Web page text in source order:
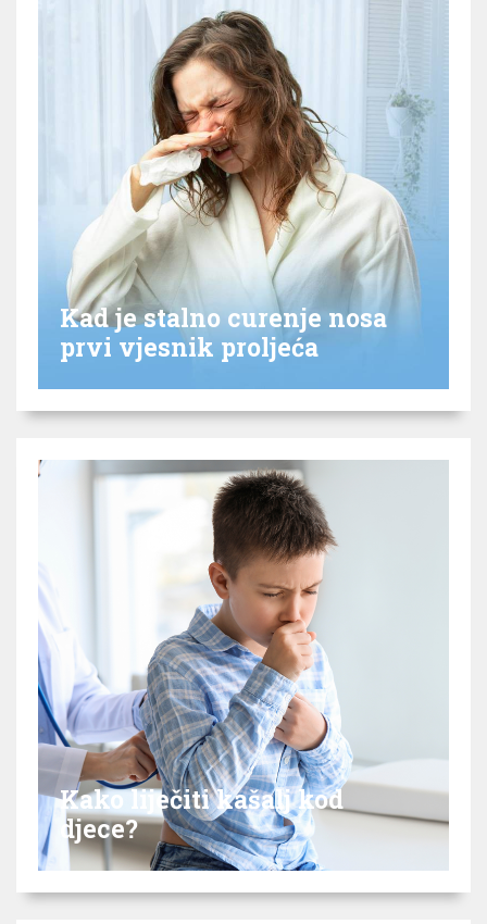
Kad je stalno curenje nosa
prvi vjesnik proljeća
Kako liječiti kašalj kod
djece?